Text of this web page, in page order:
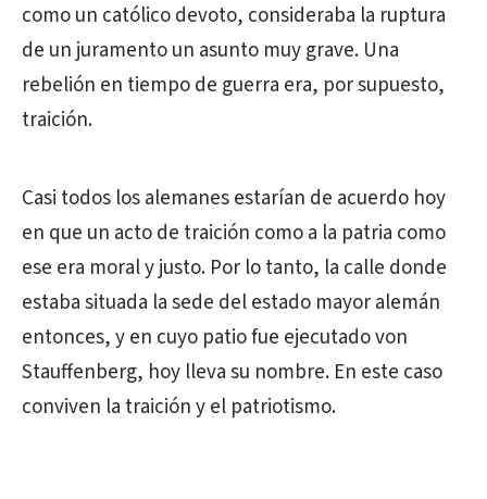
como un católico devoto, consideraba la ruptura
de un juramento un asunto muy grave. Una
rebelión en tiempo de guerra era, por supuesto,
traición.
Casi todos los alemanes estarían de acuerdo hoy
en que un acto de traición como a la patria como
ese era moral y justo. Por lo tanto, la calle donde
estaba situada la sede del estado mayor alemán
entonces, y en cuyo patio fue ejecutado von
Stauffenberg, hoy lleva su nombre. En este caso
conviven la traición y el patriotismo.